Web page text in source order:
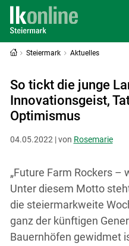
Steiermark Aktuelles
So tickt die junge
Innovationsgeist,
Optimismus
04.05.2022 | von Rosemarie
„Future Farm Rockers –
Unter diesem Motto
die steiermarkweite
ganz der künftigen
Bauernhöfen gewidmet